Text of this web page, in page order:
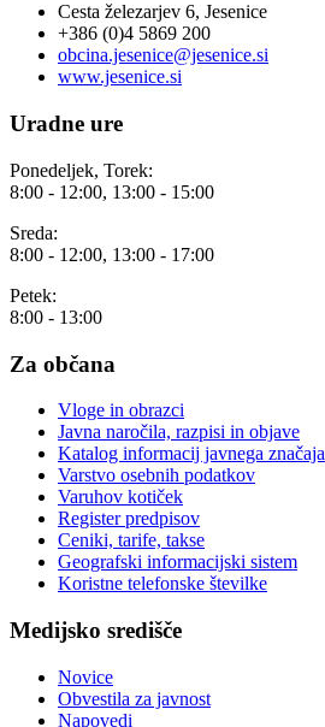
Cesta železarjev 6, Jesenice
+386 (0)4 5869 200
obcina.jesenice@jesenice.si
www.jesenice.si
Uradne ure
Ponedeljek, Torek:
8:00 - 12:00, 13:00 - 15:00
Sreda:
8:00 - 12:00, 13:00 - 17:00
Petek:
8:00 - 13:00
Za občana
Vloge in obrazci
Javna naročila, razpisi in objave
Katalog informacij javnega značaja
Varstvo osebnih podatkov
Varuhov kotiček
Register predpisov
Ceniki, tarife, takse
Geografski informacijski sistem
Koristne telefonske številke
Medijsko središče
Novice
Obvestila za javnost
Napovedi